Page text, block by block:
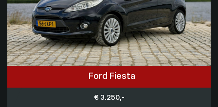
Ford Fiesta
€ 3.250,-